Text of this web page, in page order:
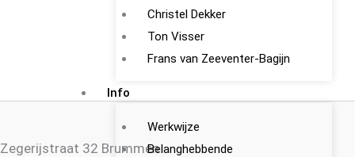
Christel Dekker
Ton Visser
Frans van Zeeventer-Bagijn
Info
Werkwijze
Belanghebbende
Zegerijstraat 32 Brummen